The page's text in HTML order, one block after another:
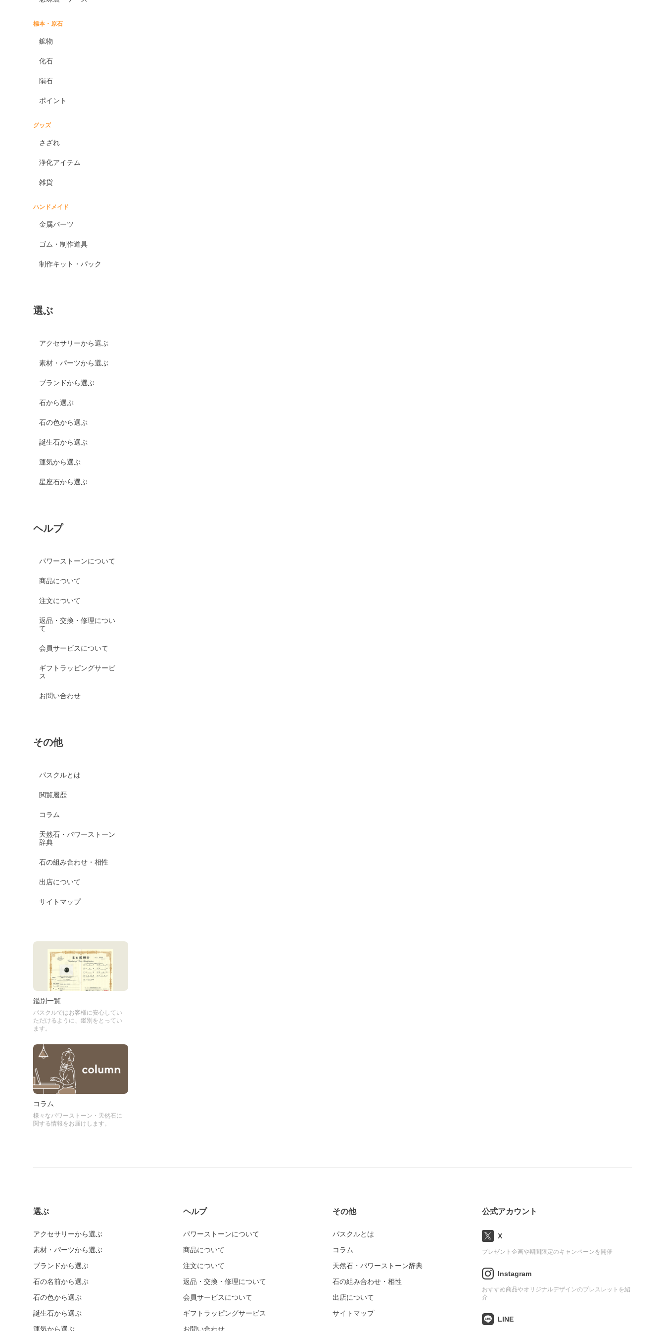
標本・原石
鉱物
化石
隕石
ポイント
グッズ
さざれ
浄化アイテム
雑貨
ハンドメイド
金属パーツ
ゴム・制作道具
制作キット・パック
選ぶ
アクセサリーから選ぶ
素材・パーツから選ぶ
ブランドから選ぶ
石から選ぶ
石の色から選ぶ
誕生石から選ぶ
運気から選ぶ
星座石から選ぶ
ヘルプ
パワーストーンについて
商品について
注文について
返品・交換・修理につい
て
会員サービスについて
ギフトラッピングサービ
ス
お問い合わせ
その他
パスクルとは
閲覧履歴
コラム
天然石・パワーストーン
辞典
石の組み合わせ・相性
出店について
サイトマップ
鑑別一覧
パスクルではお客様に安心してい
ただけるように、鑑別をとってい
ます。
コラム
様々なパワーストーン・天然石に
関する情報をお届けします。
選ぶ
アクセサリーから選ぶ
素材・パーツから選ぶ
ブランドから選ぶ
石の名前から選ぶ
石の色から選ぶ
誕生石から選ぶ
運気から選ぶ
ヘルプ
パワーストーンについて
商品について
注文について
返品・交換・修理について
会員サービスについて
ギフトラッピングサービス
お問い合わせ
その他
パスクルとは
コラム
天然石・パワーストーン辞典
石の組み合わせ・相性
出店について
サイトマップ
公式アカウント
X
プレゼント企画や期間限定のキャンペーンを開催
Instagram
おすすめ商品やオリジナルデザインのブレスレットを紹
介
LINE